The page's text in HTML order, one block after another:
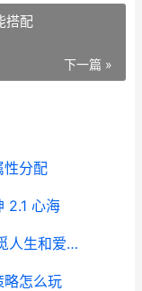
搭配
下一篇 »
性分配
2.1 心海
《以农家有女游戏9岁策略》（寻觅人生和爱情的奇妙冒险 农家有女来种田
略怎么玩